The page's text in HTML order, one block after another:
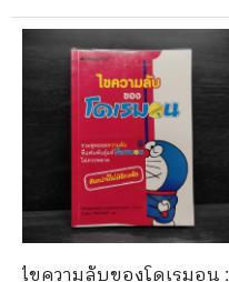
ไขความลับของโดเรมอน :